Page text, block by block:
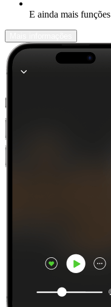
E ainda mais funções